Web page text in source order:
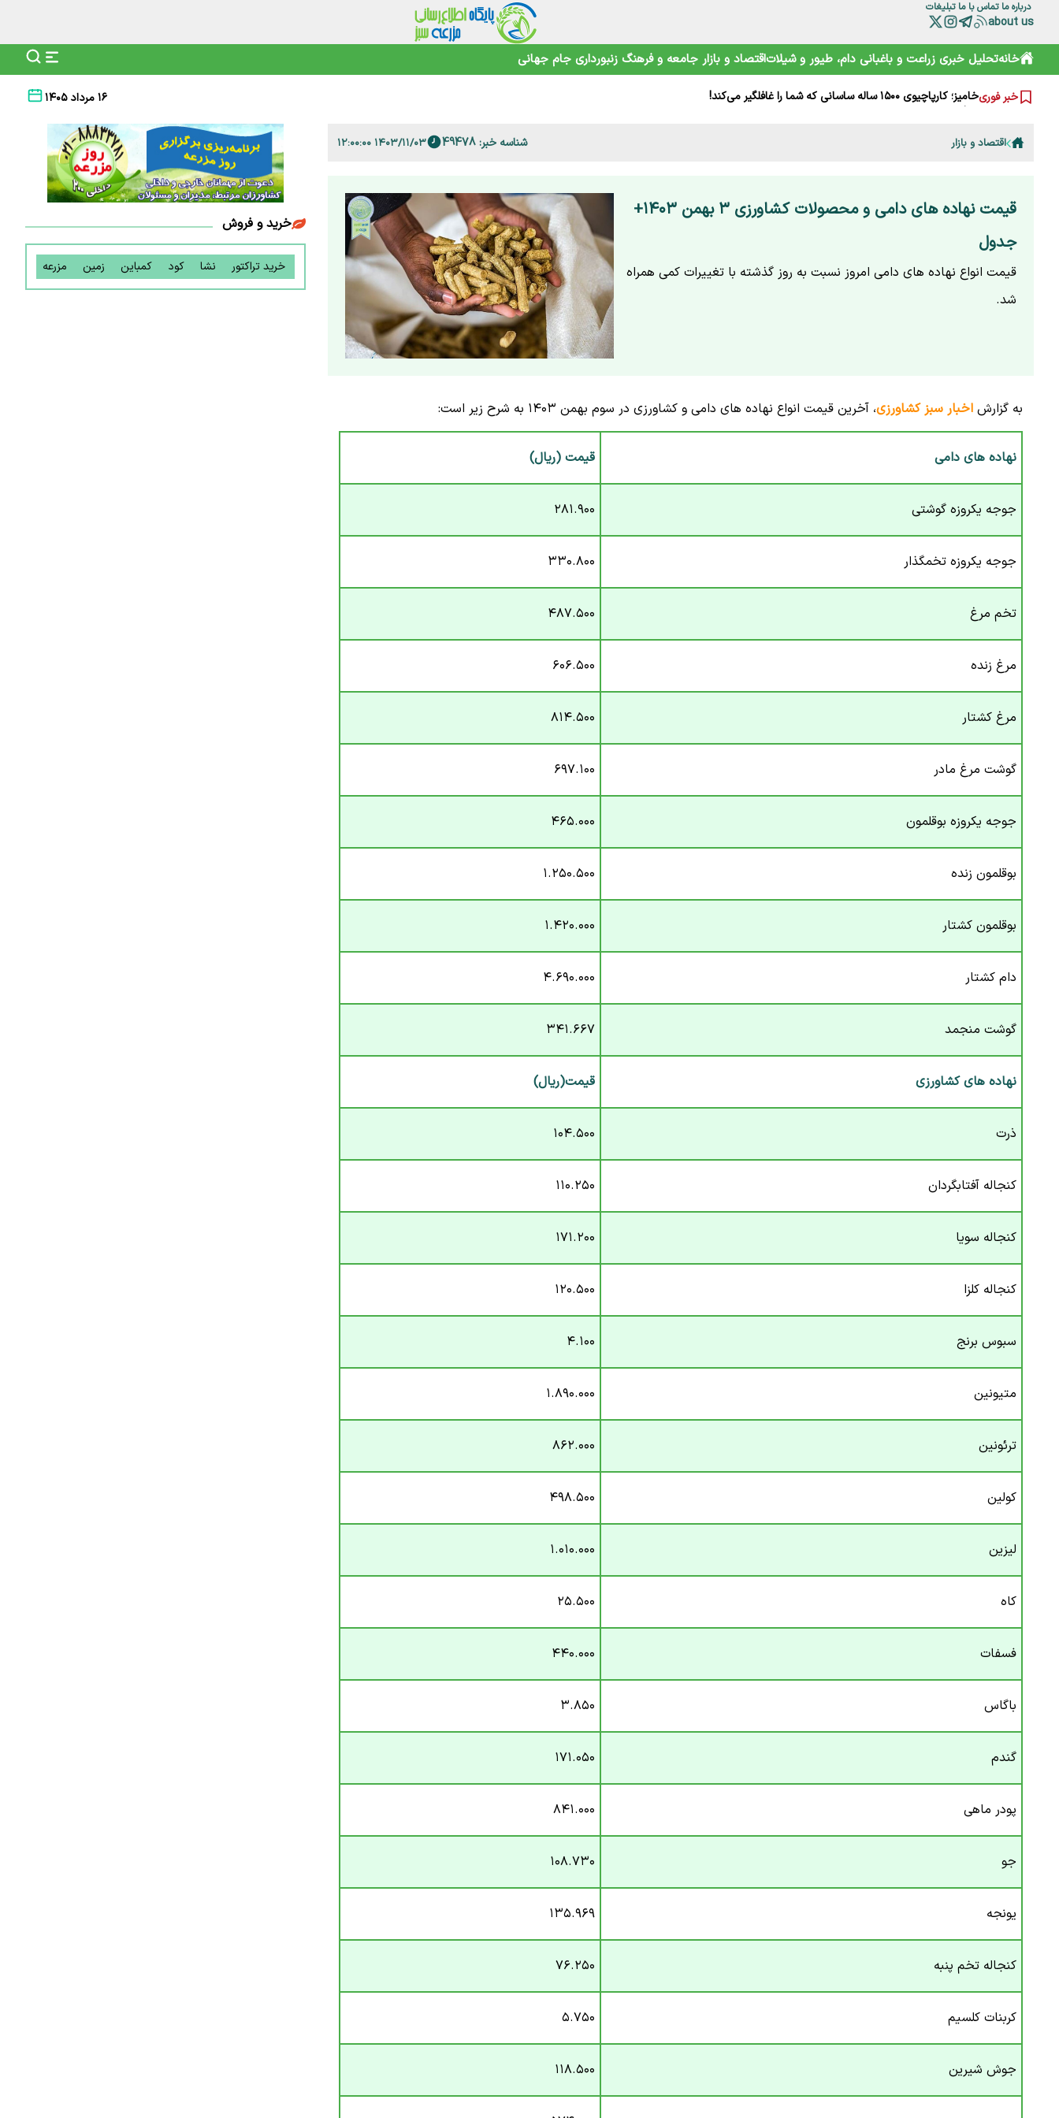
درباره ما تماس با ما تبلیغات
about us
خانهتحلیل خبری زراعت و باغبانی دام، طیور و شیلاتاقتصاد و بازار جامعه و فرهنگ زنبورداری جام جهانی
خبر فوری
چرا مصرف نان سبوس‌دار مفیدتر است؟
گرانی‌های فعلی نتیجه جنگ است یا بی‌تدبیری؟ پاسخ صریح لاهوتی
خامیز؛ کارپاچیوی ۱۵۰۰ ساله ساسانی که شما را غافلگیر می‌کند!
رمزگشایی از سند آکتائو؛ سهم ایران از دریای خزر چقدر است؟
هشدارها را جدی نمی‌گیریم؛ تکرار مرگ در جاده و کوه
هوشمند سازی صنعت دام و طیور راه توسعه و پیشرفت
۱۶ مرداد ۱۴۰۵
اقتصاد و بازار شناسه خبر: 49478 ۱۴۰۳/۱۱/۰۳ ۱۲:۰۰:۰۰
​قیمت نهاده های دامی و محصولات کشاورزی ۳ بهمن ۱۴۰۳+
جدول
قیمت انواع نهاده های دامی امروز نسبت به روز گذشته با تغییرات کمی همراه
شد.
به گزارش اخبار سبز کشاورزی، آخرین قیمت انواع نهاده های دامی و کشاورزی در سوم بهمن ۱۴۰۳ به شرح زیر است:
نهاده های دامی قیمت (ریال)
جوجه یکروزه گوشتی ۲۸۱.۹۰۰
جوجه یکروزه تخمگذار ۳۳۰.۸۰۰
تخم مرغ ۴۸۷.۵۰۰
مرغ زنده ۶۰۶.۵۰۰
مرغ کشتار ۸۱۴.۵۰۰
گوشت مرغ مادر ۶۹۷.۱۰۰
جوجه یکروزه بوقلمون ۴۶۵.۰۰۰
بوقلمون زنده ۱.۲۵۰.۵۰۰
بوقلمون کشتار ۱.۴۲۰.۰۰۰
دام کشتار ۴.۶۹۰.۰۰۰
گوشت منجمد ۳۴۱.۶۶۷
نهاده های کشاورزی قیمت(ریال)
ذرت ۱۰۴.۵۰۰
کنجاله آفتابگردان ۱۱۰.۲۵۰
کنجاله سویا ۱۷۱.۲۰۰
کنجاله کلزا ۱۲۰.۵۰۰
سبوس برنج ۴.۱۰۰
متیونین ۱.۸۹۰.۰۰۰
ترئونین ۸۶۲.۰۰۰
کولین ۴۹۸.۵۰۰
لیزین ۱.۰۱۰.۰۰۰
کاه ۲۵.۵۰۰
فسفات ۴۴۰.۰۰۰
باگاس ۳.۸۵۰
گندم ۱۷۱.۰۵۰
پودر ماهی ۸۴۱.۰۰۰
جو ۱۰۸.۷۳۰
یونجه ۱۳۵.۹۶۹
کنجاله تخم پنبه ۷۶.۲۵۰
کربنات کلسیم ۵.۷۵۰
جوش شیرین ۱۱۸.۵۰۰
خرید و فروش
خرید تراکتور نشا کود کمباین زمین مزرعه